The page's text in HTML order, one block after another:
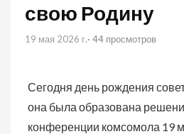
свою Родину
19 мая 2026 г.· 44 просмотров
Сегодня день рождения
она была образована
конференции комсомола 19